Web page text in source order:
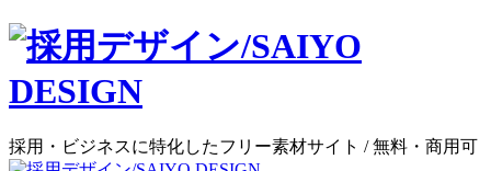
採用・ビジネスに特化したフリー素材サイト / 無料・商用可